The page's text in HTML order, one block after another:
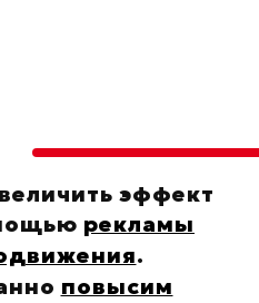
эффект
рекламы
.
повысим